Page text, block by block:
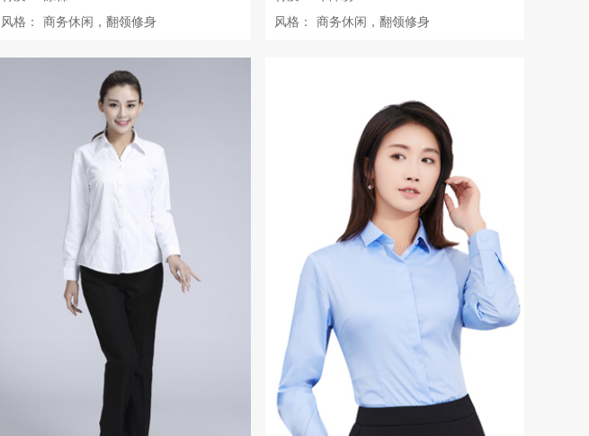
风格：
商务休闲，翻领修身
风格：
商务休闲，翻领修身